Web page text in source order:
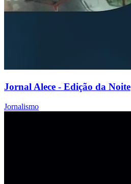
Jornal Alece - Edição da Noite
Jornalismo